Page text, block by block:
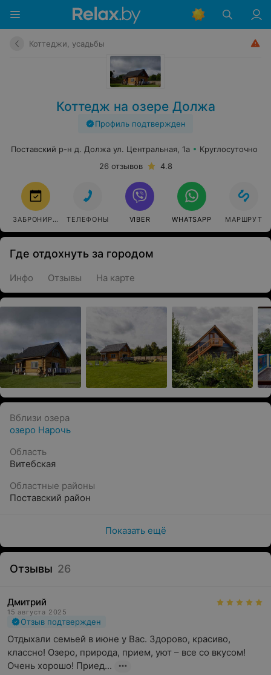
Коттеджи, усадьбы
Коттедж на озере Должа
Профиль подтвержден
Поставский р-н д. Должа ул. Центральная, 1а
Круглосуточно
26 отзывов
4.8
ЗАБРОНИРОВАТЬТЕЛЕФОНЫ VIBER WHATSAPP МАРШРУТ
Где отдохнуть за городом
Инфо Отзывы На карте
Вблизи озера
озеро Нарочь
Область
Витебская
Областные районы
Поставский район
Показать ещё
Отзывы 26
Дмитрий
15 августа 2025
Отзыв подтвержден
Отдыхали семьей в июне у Вас. Здорово, красиво,
классно! Озеро, природа, прием, уют – все со вкусом!
Очень хорошо! Приед...